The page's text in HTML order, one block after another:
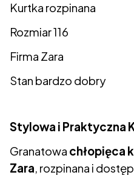
Kurtka rozpinana
Rozmiar 116
Firma Zara
Stan bardzo dobry
Stylowa i Praktyczna
Granatowa chłopięca
Zara, rozpinana i